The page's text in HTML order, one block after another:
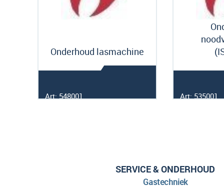
Onderhoud lasmachine
Art: 548001 Art: 535001
SERVICE & ONDERHOUD
Gastechniek